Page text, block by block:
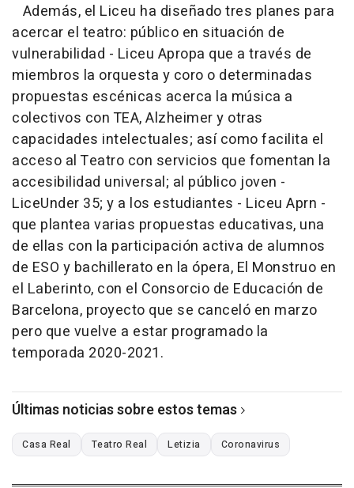
Además, el Liceu ha diseñado tres planes para
acercar el teatro: público en situación de
vulnerabilidad - Liceu Apropa que a través de
miembros la orquesta y coro o determinadas
propuestas escénicas acerca la música a
colectivos con TEA, Alzheimer y otras
capacidades intelectuales; así como facilita el
acceso al Teatro con servicios que fomentan la
accesibilidad universal; al público joven -
LiceUnder 35; y a los estudiantes - Liceu Aprn -
que plantea varias propuestas educativas, una
de ellas con la participación activa de alumnos
de ESO y bachillerato en la ópera, El Monstruo en
el Laberinto, con el Consorcio de Educación de
Barcelona, proyecto que se canceló en marzo
pero que vuelve a estar programado la
temporada 2020-2021.
Últimas noticias sobre estos temas
Casa Real Teatro Real Letizia Coronavirus